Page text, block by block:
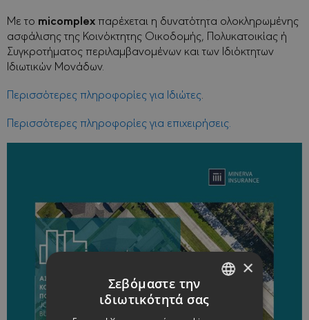
Με το micomplexπαρέχεται η δυνατότητα ολοκληρωμένης
ασφάλισης της Κοινόκτητης Οικοδομής, Πολυκατοικίας ή
Συγκροτήματος περιλαμβανομένων και των Ιδιόκτητων
Ιδιωτικών Μονάδων.
Περισσότερες πληροφορίες για Ιδιώτες.
Περισσότερες πληροφορίες για επιχειρήσεις.
×
Σεβόμαστε την
ιδιωτικότητά σας